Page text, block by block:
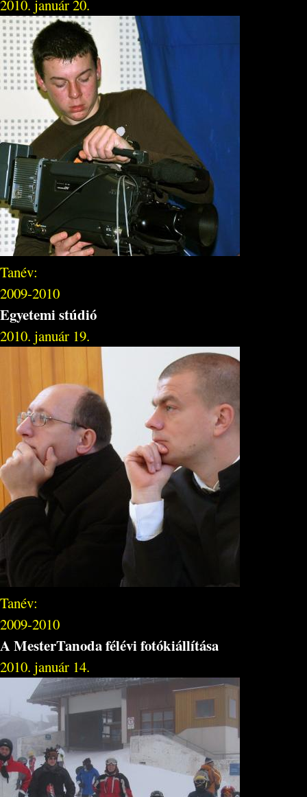
2010. január 20.
Tanév:
2009-2010
Egyetemi stúdió
2010. január 19.
Tanév:
2009-2010
A MesterTanoda félévi fotókiállítása
2010. január 14.